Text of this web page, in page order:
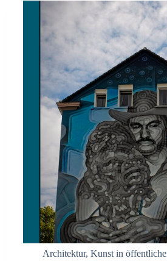
Architektur, Kunst in